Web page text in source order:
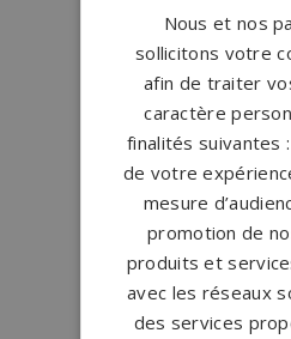
Créations
Configurateur
1.200
Nos
Large choix de
coloris
Nos granits
Nous et nos
sollicitons votre
afin de traiter
caractère
finalités suivantes
de votre
mesure
promotion de
produits et
avec les réseaux
des services